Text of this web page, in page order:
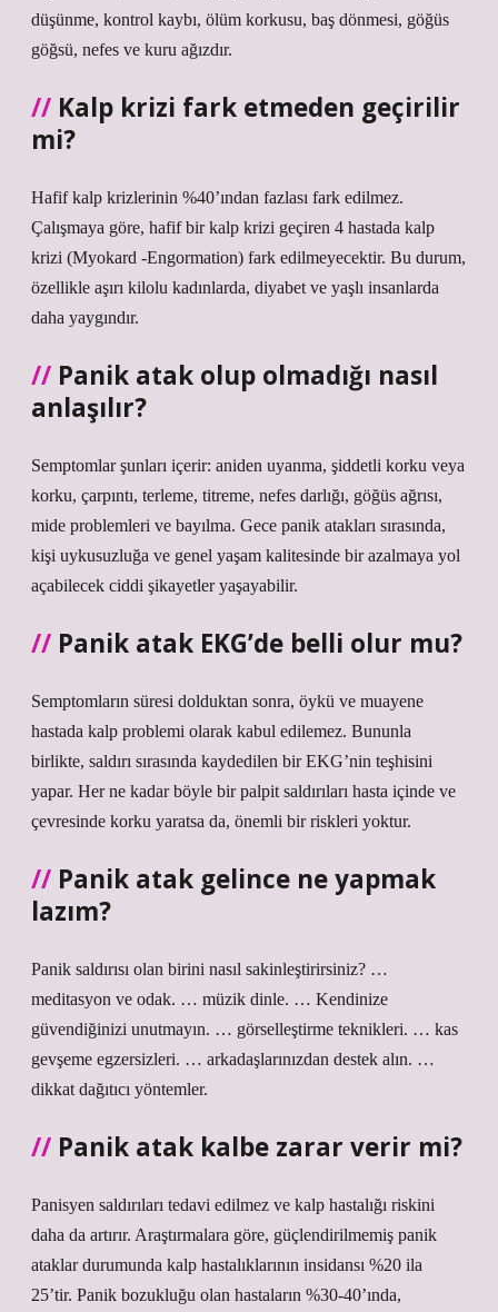
düşünme, kontrol kaybı, ölüm korkusu, baş dönmesi, göğüs
göğsü, nefes ve kuru ağızdır.
Kalp krizi fark etmeden geçirilir
mi?
Hafif kalp krizlerinin %40’ından fazlası fark edilmez.
Çalışmaya göre, hafif bir kalp krizi geçiren 4 hastada kalp
krizi (Myokard -Engormation) fark edilmeyecektir. Bu durum,
özellikle aşırı kilolu kadınlarda, diyabet ve yaşlı insanlarda
daha yaygındır.
Panik atak olup olmadığı nasıl
anlaşılır?
Semptomlar şunları içerir: aniden uyanma, şiddetli korku veya
korku, çarpıntı, terleme, titreme, nefes darlığı, göğüs ağrısı,
mide problemleri ve bayılma. Gece panik atakları sırasında,
kişi uykusuzluğa ve genel yaşam kalitesinde bir azalmaya yol
açabilecek ciddi şikayetler yaşayabilir.
Panik atak EKG’de belli olur mu?
Semptomların süresi dolduktan sonra, öykü ve muayene
hastada kalp problemi olarak kabul edilemez. Bununla
birlikte, saldırı sırasında kaydedilen bir EKG’nin teşhisini
yapar. Her ne kadar böyle bir palpit saldırıları hasta içinde ve
çevresinde korku yaratsa da, önemli bir riskleri yoktur.
Panik atak gelince ne yapmak
lazım?
Panik saldırısı olan birini nasıl sakinleştirirsiniz? …
meditasyon ve odak. … müzik dinle. … Kendinize
güvendiğinizi unutmayın. … görselleştirme teknikleri. … kas
gevşeme egzersizleri. … arkadaşlarınızdan destek alın. …
dikkat dağıtıcı yöntemler.
Panik atak kalbe zarar verir mi?
Panisyen saldırıları tedavi edilmez ve kalp hastalığı riskini
daha da artırır. Araştırmalara göre, güçlendirilmemiş panik
ataklar durumunda kalp hastalıklarının insidansı %20 ila
25’tir. Panik bozukluğu olan hastaların %30-40’ında,